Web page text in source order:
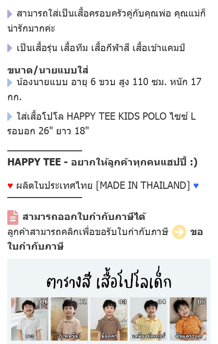
สามารถใส่เป็นเสื้อครอบครัวคู่กับคุณพ่อ คุณแม่ก็
น่ารักมากค่ะ
เป็นเสื้อรุ่น เสื้อทีม เสื้อกีฬาสี เสื้อเข้าแคมป์
ขนาด/นายแบบใส่
น้องนายแบบ อายุ 6 ขวบ สูง 110 ซม. หนัก 17
กก.
ใส่เสื้อโปโล HAPPY TEE KIDS POLO ไซซ์ L
รอบอก 26" ยาว 18"
––––––––––––––
HAPPY TEE - อยากให้ลูกค้าทุกคนแฮปปี้ :)
♥ ผลิตในประเทศไทย [MADE IN THAILAND] ♥
––––––––––––––
สามารถออกใบกำกับภาษีได้
ลูกค้าสามารถคลิกเพื่อขอรับใบกำกับภาษี
ขอ
ใบกำกับภาษี